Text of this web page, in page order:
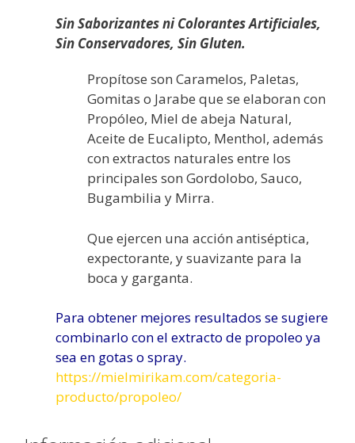
Sin Saborizantes ni Colorantes Artificiales,
Sin Conservadores, Sin Gluten.
Propítose son Caramelos, Paletas,
Gomitas o Jarabe que se elaboran con
Propóleo, Miel de abeja Natural,
Aceite de Eucalipto, Menthol, además
con extractos naturales entre los
principales son Gordolobo, Sauco,
Bugambilia y Mirra.
Que ejercen una acción antiséptica,
expectorante, y suavizante para la
boca y garganta.
Para obtener mejores resultados se sugiere
combinarlo con el extracto de propoleo ya
sea en gotas o spray.
https://mielmirikam.com/categoria-
producto/propoleo/